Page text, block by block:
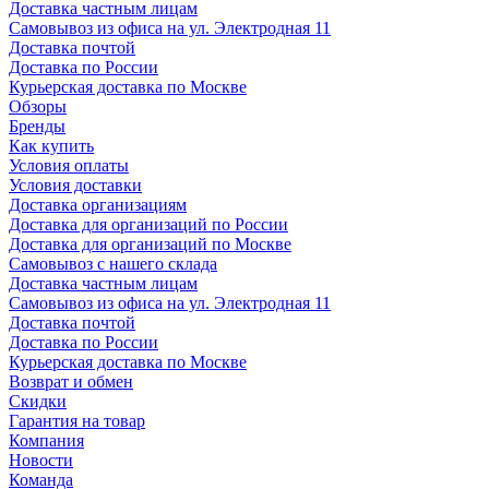
Доставка частным лицам
Самовывоз из офиса на ул. Электродная 11
Доставка почтой
Доставка по России
Курьерская доставка по Москве
Обзоры
Бренды
Как купить
Условия оплаты
Условия доставки
Доставка организациям
Доставка для организаций по России
Доставка для организаций по Москве
Самовывоз с нашего склада
Доставка частным лицам
Самовывоз из офиса на ул. Электродная 11
Доставка почтой
Доставка по России
Курьерская доставка по Москве
Возврат и обмен
Скидки
Гарантия на товар
Компания
Новости
Команда